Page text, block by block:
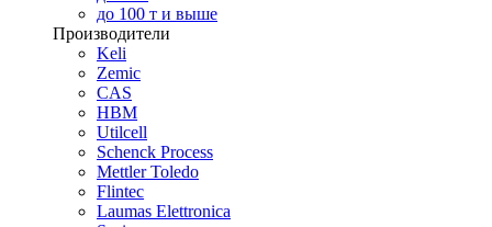
до 100 т и выше
Производители
Keli
Zemic
CAS
HBM
Utilcell
Schenck Process
Mettler Toledo
Flintec
Laumas Elettronica